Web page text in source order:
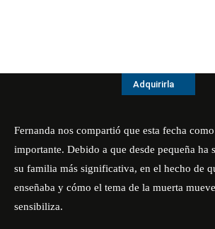
Adquirirla
Fernanda nos compartió que esta fecha
importante. Debido a que desde pequeña ha
su familia más significativa, en el hecho de
enseñaba y cómo el tema de la muerta
sensibiliza.